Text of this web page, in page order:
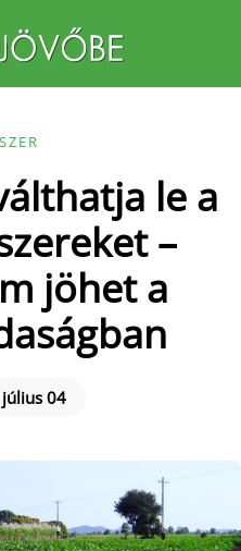
le a
–
jöhet a
04